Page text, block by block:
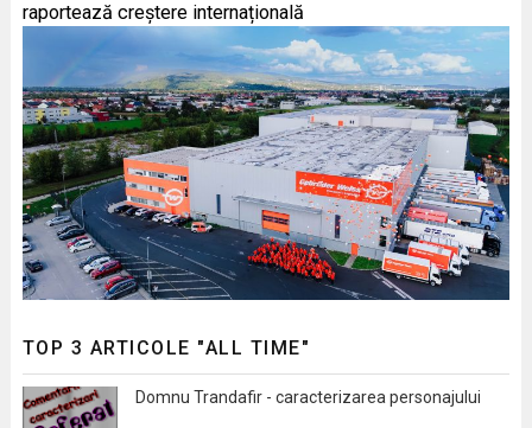
raportează creștere internațională
TOP 3 ARTICOLE "ALL TIME"
Domnu Trandafir - caracterizarea personajului